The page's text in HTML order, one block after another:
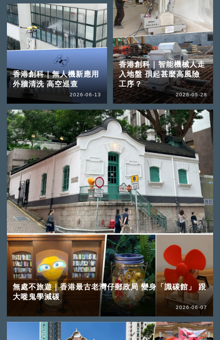
香港創科｜無人機新應用
外牆清洗 高空巡查
2026-06-13
無處不旅遊｜香港最古老灣仔郵政局 變身「識碳館」 跟
大嘥鬼學減碳
2026-06-07
香港創科｜智能機械人走
入地盤 孭起甚麼高風險
工序？
2026-05-28